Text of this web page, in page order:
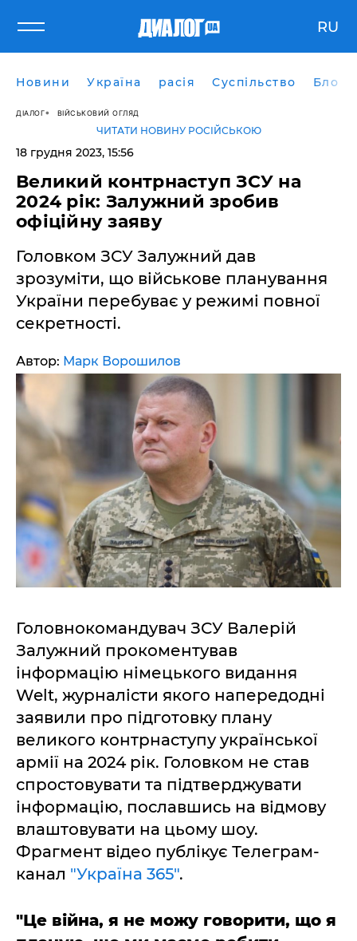
RU
Новини Україна расія Суспільство Блоги
ДІАЛОГ ВІЙСЬКОВИЙ ОГЛЯД
ЧИТАТИ НОВИНУ РОСІЙСЬКОЮ
18 грудня 2023, 15:56
Великий контрнаступ ЗСУ на
2024 рік: Залужний зробив
офіційну заяву
Головком ЗСУ Залужний дав
зрозуміти, що військове планування
України перебуває у режимі повної
секретності.
Автор: Марк Ворошилов
Головнокомандувач ЗСУ Валерій
Залужний прокоментував
інформацію німецького видання
Welt, журналісти якого напередодні
заявили про підготовку плану
великого контрнаступу української
армії на 2024 рік. Головком не став
спростовувати та підтверджувати
інформацію, пославшись на відмову
влаштовувати на цьому шоу.
Фрагмент відео публікує Телеграм-
канал "Україна 365".
"Це війна, я не можу говорити, що я